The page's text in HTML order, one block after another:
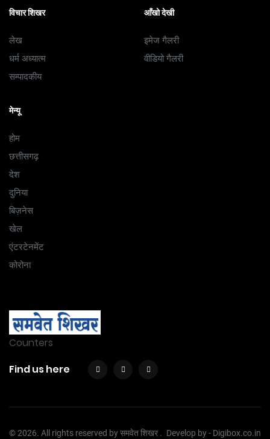
विचार शिखर
लेख
धर्म अध्यात्म
सम्पादकीय
आँखो देखी
इमेज गैलरी
वीडियो गैलरी
मेन्यू
होम
छत्तीसगढ़
देश
दुनिया
बिज़नेस
खेल
एंटरटेनमेंट
कोरोना
Counters
Find us here
© 2026. All rights reserved by समवेत शिखर . Develop by - Digibox.co.in